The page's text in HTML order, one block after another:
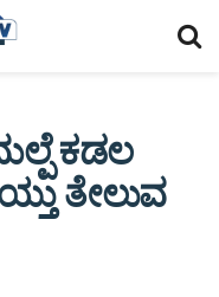
ಕಡಲ
ತೇಲುವ